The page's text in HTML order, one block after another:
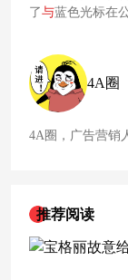
了与蓝色光标在
市12年以来的首
4A圈
4A圈，广告营销
推荐阅读